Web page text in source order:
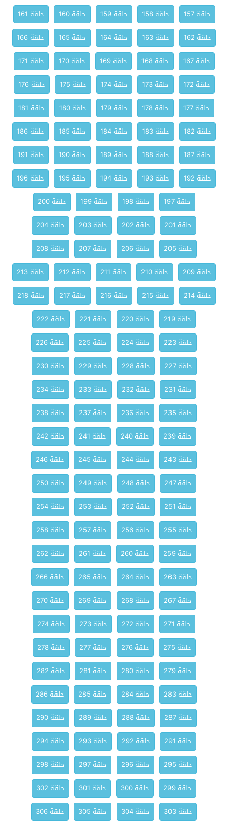
حلقة 157 حلقة 158 حلقة 159 حلقة 160
حلقة 161
حلقة 162
حلقة 163 حلقة 164 حلقة 165
حلقة 166
حلقة 167
حلقة 168 حلقة 169 حلقة 170
حلقة 171
حلقة 172
حلقة 173 حلقة 174 حلقة 175
حلقة 176
حلقة 177
حلقة 178 حلقة 179 حلقة 180
حلقة 181
حلقة 182
حلقة 183 حلقة 184 حلقة 185
حلقة 186
حلقة 187
حلقة 188 حلقة 189 حلقة 190
حلقة 191
حلقة 192
حلقة 193 حلقة 194 حلقة 195
حلقة 196
حلقة 197
حلقة 198 حلقة 199
حلقة 200
حلقة 201
حلقة 202 حلقة 203
حلقة 204
حلقة 205
حلقة 206 حلقة 207
حلقة 208
حلقة 209
حلقة 210 حلقة 211 حلقة 212
حلقة 213
حلقة 214
حلقة 215 حلقة 216 حلقة 217
حلقة 218
حلقة 219
حلقة 220 حلقة 221
حلقة 222
حلقة 223
حلقة 224 حلقة 225
حلقة 226
حلقة 227
حلقة 228 حلقة 229
حلقة 230
حلقة 231
حلقة 232 حلقة 233
حلقة 234
حلقة 235
حلقة 236 حلقة 237
حلقة 238
حلقة 239
حلقة 240 حلقة 241
حلقة 242
حلقة 243
حلقة 244 حلقة 245
حلقة 246
حلقة 247
حلقة 248 حلقة 249
حلقة 250
حلقة 251
حلقة 252 حلقة 253
حلقة 254
حلقة 255
حلقة 256 حلقة 257
حلقة 258
حلقة 259
حلقة 260 حلقة 261
حلقة 262
حلقة 263
حلقة 264 حلقة 265
حلقة 266
حلقة 267
حلقة 268 حلقة 269
حلقة 270
حلقة 271
حلقة 272 حلقة 273
حلقة 274
حلقة 275
حلقة 276 حلقة 277
حلقة 278
حلقة 279
حلقة 280 حلقة 281
حلقة 282
حلقة 283
حلقة 284 حلقة 285
حلقة 286
حلقة 287
حلقة 288 حلقة 289
حلقة 290
حلقة 291
حلقة 292 حلقة 293
حلقة 294
حلقة 295
حلقة 296 حلقة 297
حلقة 298
حلقة 299
حلقة 300 حلقة 301
حلقة 302
حلقة 303
حلقة 304 حلقة 305
حلقة 306